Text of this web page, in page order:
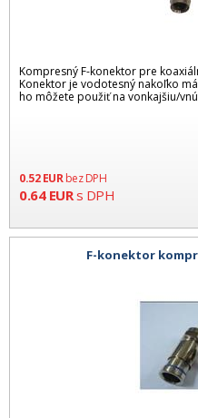
Kompresný F-konektor pre
Konektor je vodotesný nakoľko
ho môžete použiť na vonkajšiu/
0.52EUR bez DPH
0.64EURs DPH
F-konektor